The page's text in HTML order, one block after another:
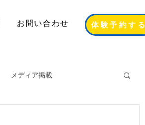
お問い合わせ 体験予約する
メディア掲載